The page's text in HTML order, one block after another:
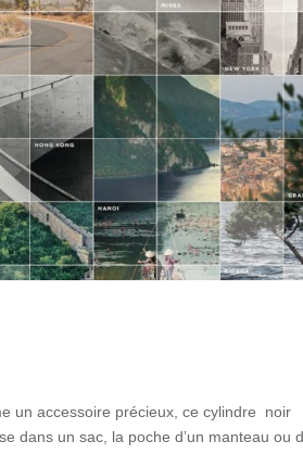
un accessoire précieux, ce cylindre noir
dans un sac, la poche d’un manteau ou